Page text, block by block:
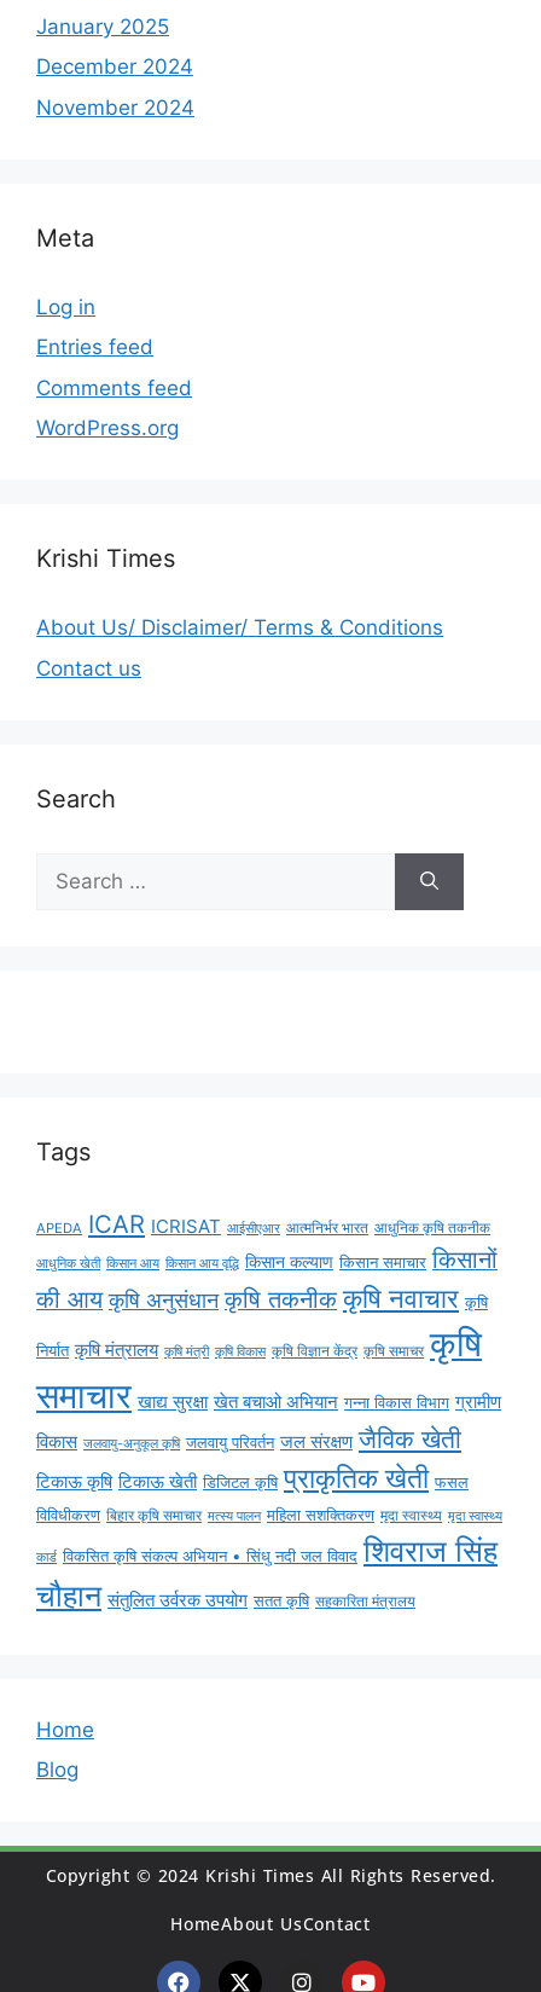
January 2025
December 2024
November 2024
Meta
Log in
Entries feed
Comments feed
WordPress.org
Krishi Times
About Us/ Disclaimer/ Terms & Conditions
Contact us
Search
Tags
APEDA ICAR ICRISAT आईसीएआर आत्मनिर्भर भारत आधुनिक कृषि तकनीक
आधुनिक खेती किसान आय किसान आय वृद्धि किसान कल्याण किसान समाचार किसानों
की आय कृषि अनुसंधान कृषि तकनीक कृषि नवाचार कृषि
निर्यात कृषि मंत्रालय कृषि मंत्री कृषि विकास कृषि विज्ञान केंद्र कृषि समाचर कृषि
समाचार खाद्य सुरक्षा खेत बचाओ अभियान गन्ना विकास विभाग ग्रामीण
विकास जलवायु-अनुकूल कृषि जलवायु परिवर्तन जल संरक्षण जैविक खेती
टिकाऊ कृषि टिकाऊ खेती डिजिटल कृषि प्राकृतिक खेती फसल
विविधीकरण बिहार कृषि समाचार मत्स्य पालन महिला सशक्तिकरण मृदा स्वास्थ्य मृदा स्वास्थ्य
कार्ड विकसित कृषि संकल्प अभियान • सिंधु नदी जल विवाद शिवराज सिंह
चौहान संतुलित उर्वरक उपयोग सतत कृषि सहकारिता मंत्रालय
Home
Blog
Copyright © 2024 Krishi Times All Rights Reserved.
HomeAbout UsContact